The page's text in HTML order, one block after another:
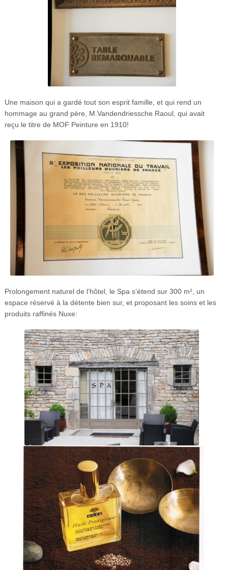
Une maison qui a gardé tout son esprit famille, et qui rend un
hommage au grand père, M. Vandendriessche Raoul, qui avait
reçu le titre de MOF Peinture en 1910!
Prolongement naturel de l’hôtel, le Spa s’étend sur 300 m², un
espace réservé à la détente bien sur, et proposant les soins et les
produits raffinés Nuxe: